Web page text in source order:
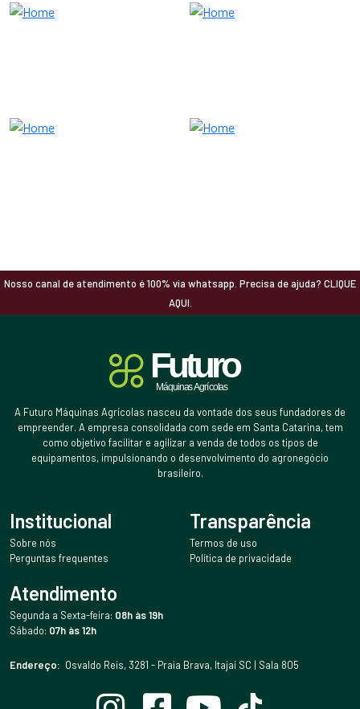
Nosso canal de atendimento é 100% via whatsapp. Precisa de ajuda? CLIQUE
AQUI.
A Futuro Máquinas Agrícolas nasceu da vontade dos seus fundadores de
empreender. A empresa consolidada com sede em Santa Catarina, tem
como objetivo facilitar e agilizar a venda de todos os tipos de
equipamentos, impulsionando o desenvolvimento do agronegócio
brasileiro.
Institucional
Sobre nós
Perguntas frequentes
Transparência
Termos de uso
Política de privacidade
Atendimento
Segunda a Sexta-feira: 08h às 19h
Sábado: 07h às 12h
Endereço: Osvaldo Reis, 3281 - Praia Brava, Itajaí SC | Sala 805